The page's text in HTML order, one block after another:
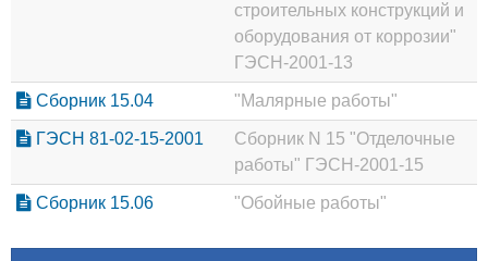
строительных конструкций и
оборудования от коррозии"
ГЭСН-2001-13
Сборник 15.04 "Малярные работы"
ГЭСН 81-02-15-2001
Сборник N 15 "Отделочные
работы" ГЭСН-2001-15
Сборник 15.06 "Обойные работы"